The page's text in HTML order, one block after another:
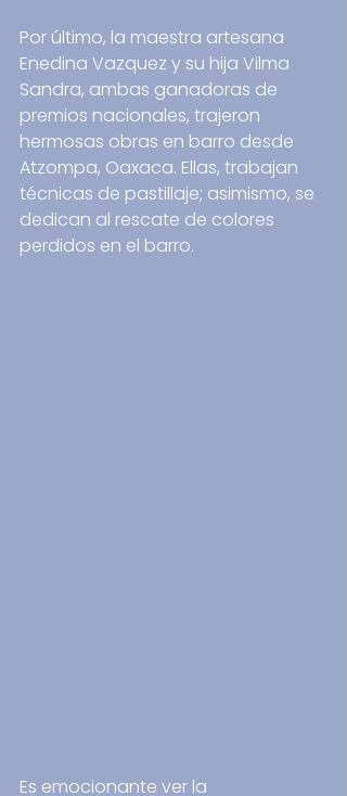
Por último, la maestra artesana
Enedina Vazquez y su hija Vilma
Sandra, ambas ganadoras de
premios nacionales, trajeron
hermosas obras en barro desde
Atzompa, Oaxaca. Ellas, trabajan
técnicas de pastillaje; asimismo, se
dedican al rescate de colores
perdidos en el barro.
Es emocionante ver la